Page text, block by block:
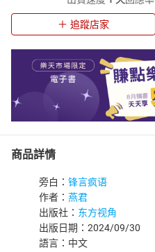
追蹤店家
商品詳情
旁白： 锋言疯语
作者： 燕君
出版社： 东方视角
出版日期：2024/09/30
語言：中文